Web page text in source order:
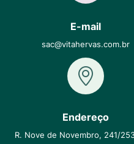
E-mail
sac@vitahervas.com.br
Endereço
R. Nove de Novembro, 241/